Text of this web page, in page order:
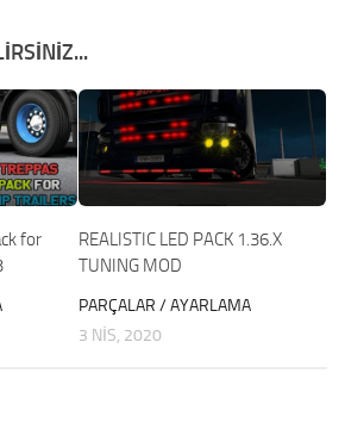
for
REALISTIC LED PACK 1.36.X
TUNING MOD
PARÇALAR / AYARLAMA
3 NIS, 2020